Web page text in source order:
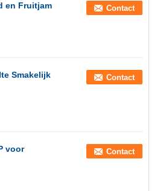
en Fruitjam Contact
Smakelijk
Contact
voor
Contact